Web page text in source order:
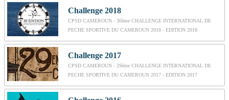
Challenge 2018
CPSD CAMEROUN - 30ème CHALLENGE INTERNATIONAL DE
PECHE SPORTIVE DU CAMEROUN 2018 - EDITION 2018
Challenge 2017
CPSD CAMEROUN - 29ème CHALLENGE INTERNATIONAL DE
PECHE SPORTIVE DU CAMEROUN 2017 - EDITION 2017